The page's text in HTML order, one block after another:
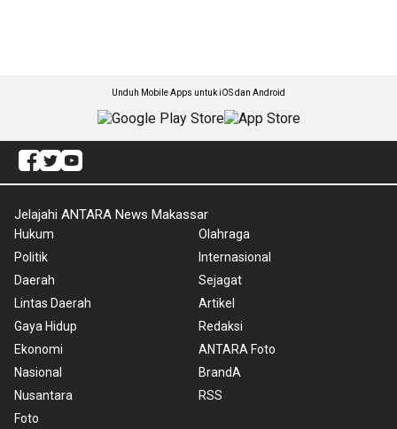
Unduh Mobile Apps untuk iOS dan Android
Jelajahi ANTARA News Makassar
Hukum
Politik
Daerah
Lintas Daerah
Gaya Hidup
Ekonomi
Nasional
Nusantara
Foto
Olahraga
Internasional
Sejagat
Artikel
Redaksi
ANTARA Foto
BrandA
RSS